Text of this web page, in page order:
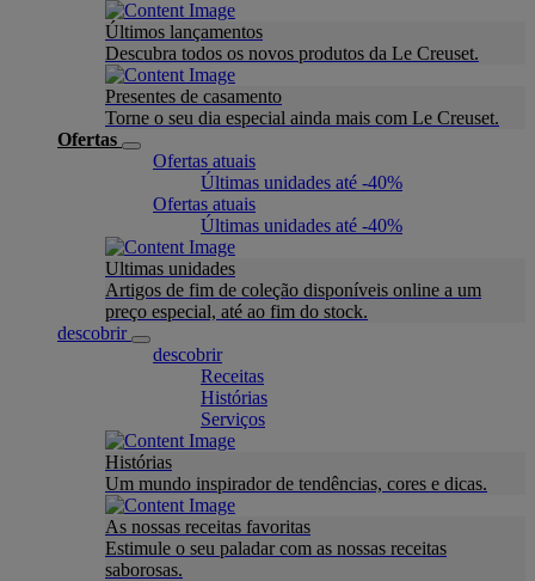
Últimos lançamentos
Descubra todos os novos produtos da Le Creuset.
Presentes de casamento
Torne o seu dia especial ainda mais com Le Creuset.
Ofertas
Ofertas atuais
Últimas unidades até -40%
Ofertas atuais
Últimas unidades até -40%
Ultimas unidades
Artigos de fim de coleção disponíveis online a um
preço especial, até ao fim do stock.
descobrir
descobrir
Receitas
Histórias
Serviços
Histórias
Um mundo inspirador de tendências, cores e dicas.
As nossas receitas favoritas
Estimule o seu paladar com as nossas receitas
saborosas.